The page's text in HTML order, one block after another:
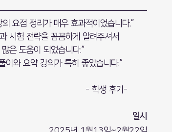
의 요점 정리가 매우 효과적이었습니다.”
시험 전략을 꼼꼼하게 알려주셔서
많은 도움이 되었습니다.”
이와 요약 강의가 특히 좋았습니다.”
- 학생 후기-
일시